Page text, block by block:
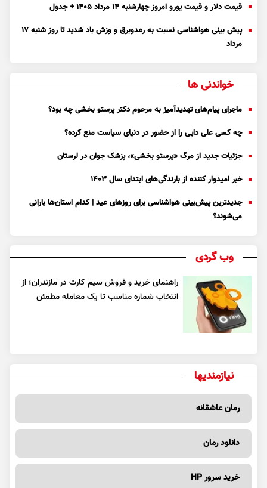
قیمت دلار و قیمت یورو امروز چهارشنبه ۱۴ مرداد ۱۴۰۵ + جدول
پیش بینی هواشناسی نسبت به رعدوبرق و وزش باد شدید تا روز شنبه ۱۷
مرداد
خواندنی ها
ماجرای پیام‌های تهدیدآمیز به مرحوم دکتر پرستو بخشی چه بود؟
چه کسی علی دایی را از حضور در دنیای سیاست منع کرده؟
جزئیات جدید از مرگ «پرستو بخشی»، پزشک جوان در لرستان
خبر امیدوار کننده از بارندگی‌های ابتدای سال ۱۴۰۳
جدیدترین پیش‌بینی هواشناسی برای روزهای عید | کدام استان‌ها بارانی
می‌شوند؟
وب گردی
راهنمای خرید و فروش سیم کارت در مازندران؛ از
انتخاب شماره مناسب تا یک معامله مطمئن
نیازمندیها
رمان عاشقانه
دانلود رمان
خرید سرور HP